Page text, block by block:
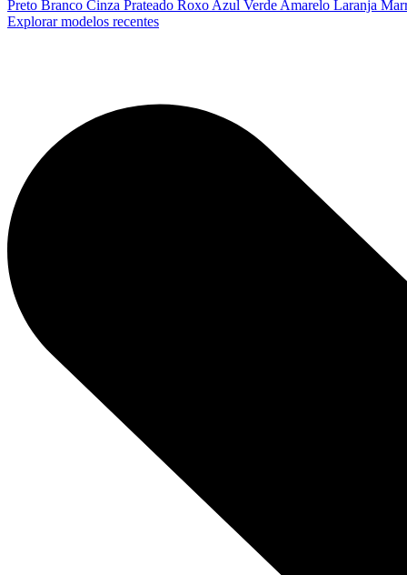
Preto Branco Cinza Prateado Roxo Azul Verde Amarelo Laranja
Explorar modelos recentes